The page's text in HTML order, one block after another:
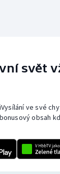
svět
ve své
obsah